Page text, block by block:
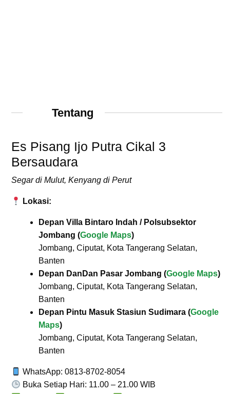
Tentang
Es Pisang Ijo Putra Cikal 3
Bersaudara
Segar di Mulut, Kenyang di Perut
Lokasi:
Depan Villa Bintaro Indah / Polsubsektor
Jombang (Google Maps)
Jombang, Ciputat, Kota Tangerang Selatan,
Banten
Depan DanDan Pasar Jombang (Google Maps)
Jombang, Ciputat, Kota Tangerang Selatan,
Banten
Depan Pintu Masuk Stasiun Sudimara (Google
Maps)
Jombang, Ciputat, Kota Tangerang Selatan,
Banten
WhatsApp: 0813-8702-8054
Buka Setiap Hari: 11.00 – 21.00 WIB